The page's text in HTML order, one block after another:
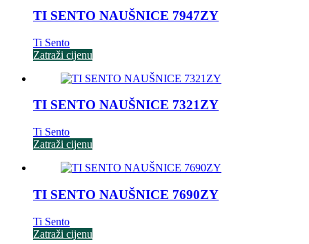
TI SENTO NAUŠNICE 7947ZY
Ti Sento
Zatraži cijenu
TI SENTO NAUŠNICE 7321ZY
Ti Sento
Zatraži cijenu
TI SENTO NAUŠNICE 7690ZY
Ti Sento
Zatraži cijenu